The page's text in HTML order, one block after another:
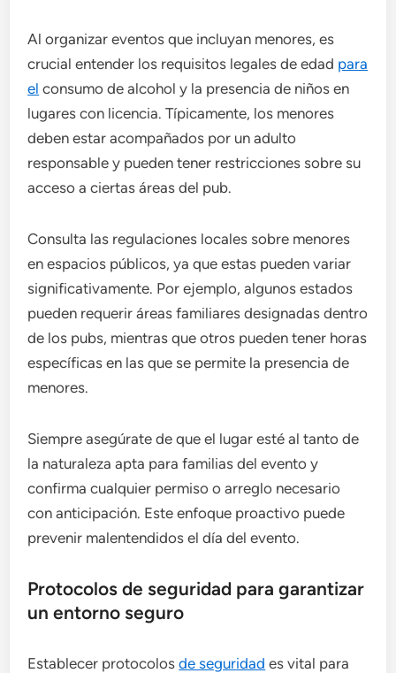
Al organizar eventos que incluyan menores, es
crucial entender los requisitos legales de edad para
el consumo de alcohol y la presencia de niños en
lugares con licencia. Típicamente, los menores
deben estar acompañados por un adulto
responsable y pueden tener restricciones sobre su
acceso a ciertas áreas del pub.
Consulta las regulaciones locales sobre menores
en espacios públicos, ya que estas pueden variar
significativamente. Por ejemplo, algunos estados
pueden requerir áreas familiares designadas dentro
de los pubs, mientras que otros pueden tener horas
específicas en las que se permite la presencia de
menores.
Siempre asegúrate de que el lugar esté al tanto de
la naturaleza apta para familias del evento y
confirma cualquier permiso o arreglo necesario
con anticipación. Este enfoque proactivo puede
prevenir malentendidos el día del evento.
Protocolos de seguridad para garantizar
un entorno seguro
Establecer protocolosde seguridad es vital para